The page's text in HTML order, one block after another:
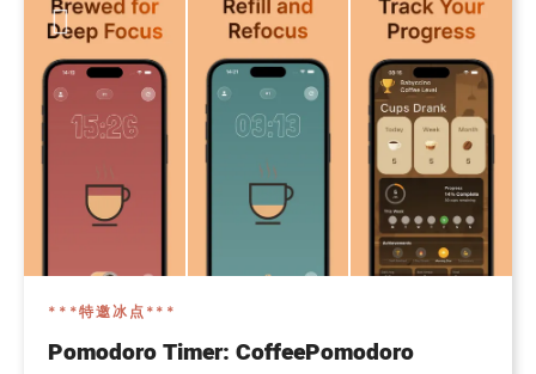
***特邀冰点***
Pomodoro Timer: CoffeePomodoro